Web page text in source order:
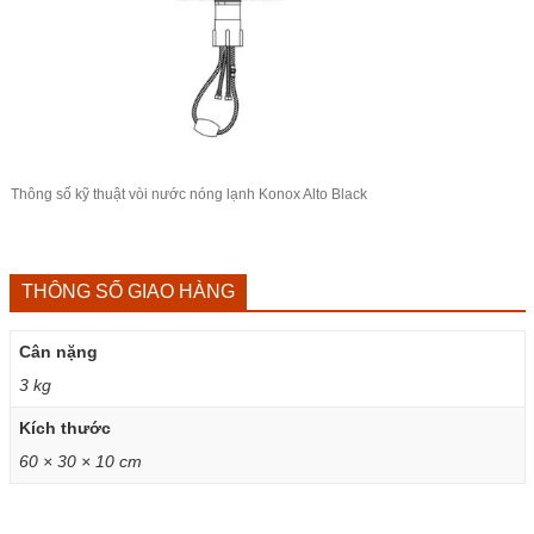
Thông số kỹ thuật vòi nước nóng lạnh Konox Alto Black
THÔNG SỐ GIAO HÀNG
Cân nặng
3 kg
Kích thước
60 × 30 × 10 cm